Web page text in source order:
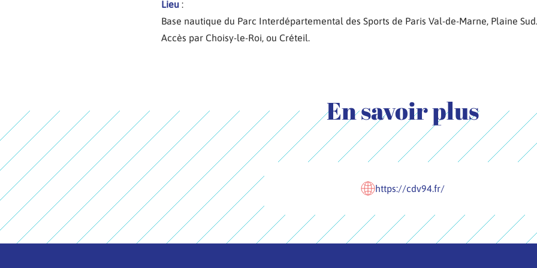
Lieu:
Base nautique du Parc Interdépartemental des Sports de Paris Val-de-Marne, Plaine Sud.
Accès par Choisy-le-Roi, ou Créteil.
En savoir plus
https://cdv94.fr/